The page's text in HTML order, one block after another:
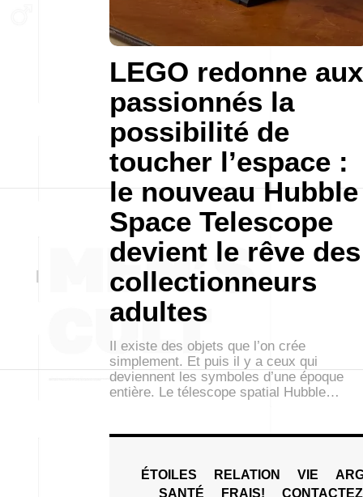
LEGO redonne aux
passionnés la
possibilité de
toucher l’espace :
le nouveau Hubble
Space Telescope
devient le rêve des
collectionneurs
adultes
Il existe des objets que l’on crée
simplement. Et puis il y a ceux qui
deviennent les symboles d’une époque
entière. Le télescope spatial Hubble…
ÉTOILES RELATION VIE
SANTÉ
FRAIS!